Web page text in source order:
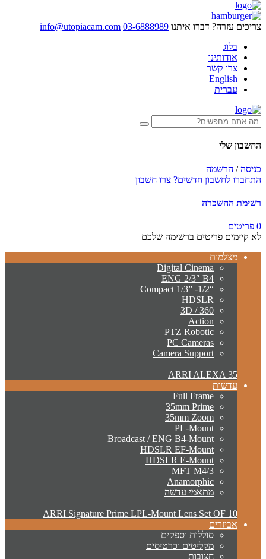
צריכים עזרה? דברו איתנו 03-6888989
info@utopiacam.com
בלוג
אודותינו
צרו קשר
English
עברית
החשבון שלי
כניסה/ הרשמה
התחברו לחשבון חדשים? צרו חשבון
רשימת ההשכרה
0 פריטים
לא קיימים פריטים ברשימה שלכם
מצלמות
Digital Cinema
ENG 2/3″ B4
“Compact 1/3” -1/2
HDSLR
3D / 360
Action
PTZ Robotic
PC Cameras
Camera Support
ARRI ALEXA 35
עדשות
Full Frame
35mm Prime
35mm Zoom
PL-Mount
Broadcast / ENG B4-Mount
HDSLR EF-Mount
HDSLR E-Mount
MFT M4/3
Anamorphic
מתאמי עדשה
ARRI Signature Prime LPL-Mount Lens Set OF 10
אביזרים
סוללות וספקים
מקליטים וכרטיסים
חצובות